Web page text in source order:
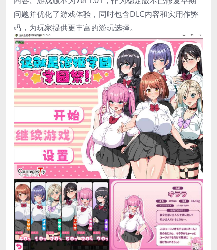
问题并优化了游戏体验，同时包含DLC内容和实用作弊
码，为玩家提供更丰富的游玩选择。